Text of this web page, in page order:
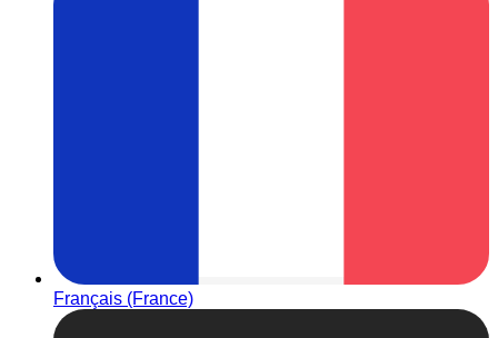
Français (France)